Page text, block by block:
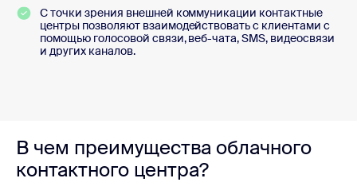
С точки зрения внешней коммуникации контактные
центры позволяют взаимодействовать с клиентами с
помощью голосовой связи, веб-чата, SMS, видеосвязи
и других каналов.
В чем преимущества облачного
контактного центра?